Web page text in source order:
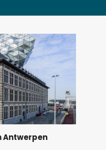
Antwerpen